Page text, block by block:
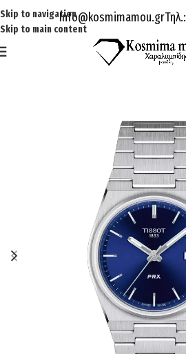
Skip to navigation
Skip to main content
Info@kosmimamou.grΤηλ.: